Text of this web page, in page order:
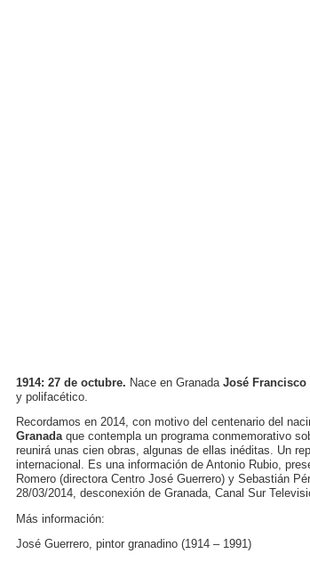
1914: 27 de octubre. Nace en Granada José Francisco
y polifacético.
Recordamos en 2014, con motivo del centenario del
Granadaque contempla un programa conmemorativo
reunirá unas cien obras, algunas de ellas inéditas. Un
internacional. Es una información de Antonio Rubio,
Romero (directora Centro José Guerrero) y Sebastián
28/03/2014, desconexión de Granada, Canal Sur
Más información:
José Guerrero, pintor granadino (1914 – 1991)